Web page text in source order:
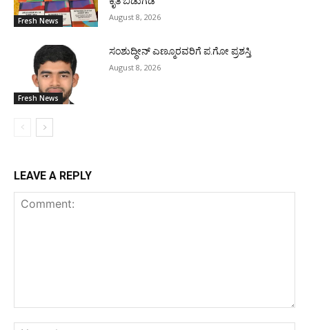
Fresh News August 8, 2026
Fresh News
ಸಂಶುದ್ಧೀನ್ ಎಣ್ಮೂರವರಿಗೆ ಪ.ಗೋ ಪ್ರಶಸ್ತಿ
August 8, 2026
LEAVE A REPLY